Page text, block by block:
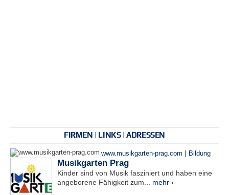
FIRMEN | LINKS | ADRESSEN
www.musikgarten-prag.com | Bildung
Musikgarten Prag
Kinder sind von Musik fasziniert und haben eine
angeborene Fähigkeit zum... mehr ›